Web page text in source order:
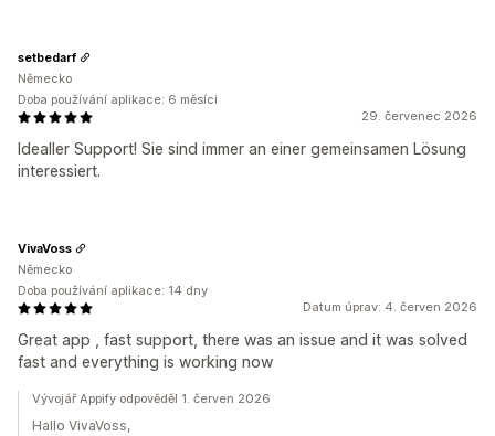
29. červenec 2026
Idealler Support! Sie sind immer an einer gemeinsamen Lösung
interessiert.
setbedarf
Německo
Doba používání aplikace: 6 měsíci
Datum úprav: 4. červen 2026
Great app , fast support, there was an issue and it was solved
fast and everything is working now
VivaVoss
Německo
Doba používání aplikace: 14 dny
Vývojář Appify odpověděl 1. červen 2026
Hallo VivaVoss,